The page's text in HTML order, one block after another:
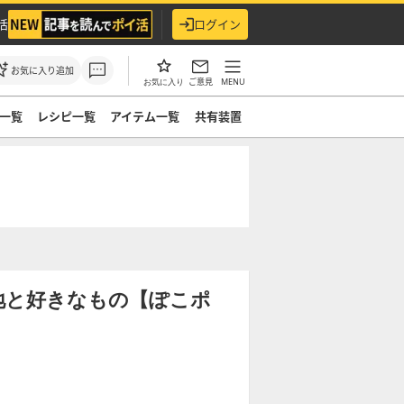
ログイン
お気に入り追加
お気に入り ご意見 MENU
覧 レシピ一覧 アイテム一覧 共有装置
好きなもの【ぽこポ